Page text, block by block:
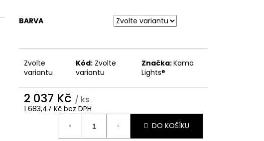
BARVA
Zvolte
variantu
Kód: Zvolte
variantu
Značka:Kama
Lights®
2 037 Kč / ks
1 683,47 Kč bez DPH
DO KOŠÍKU